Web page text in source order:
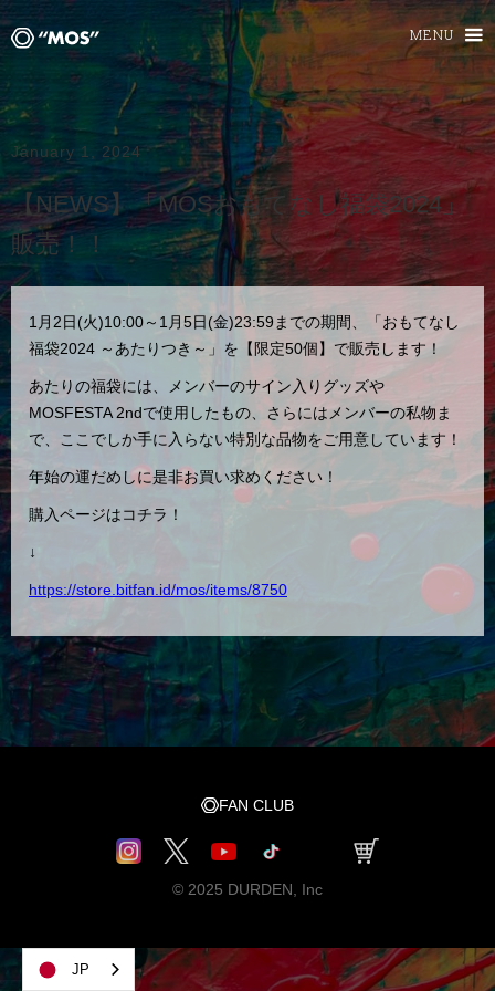
MENU
January 1, 2024
【NEWS】「MOSおもてなし福袋2024」
販売！！
1月2日(火)10:00～1月5日(金)23:59までの期間、「おもてなし
福袋2024 ～あたりつき～」を【限定50個】で販売します！
あたりの福袋には、メンバーのサイン入りグッズや
MOSFESTA 2ndで使用したもの、さらにはメンバーの私物ま
で、ここでしか手に入らない特別な品物をご用意しています！
年始の運だめしに是非お買い求めください！
購入ページはコチラ！
↓
https://store.bitfan.id/mos/items/8750
FAN CLUB
© 2025 DURDEN, Inc
JP